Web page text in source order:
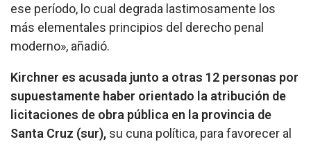
ese período, lo cual degrada lastimosamente los
más elementales principios del derecho penal
moderno», añadió.
Kirchner es acusada junto a otras 12 personas por
supuestamente haber orientado la atribución de
licitaciones de obra pública en la provincia de
Santa Cruz (sur), su cuna política, para favorecer al